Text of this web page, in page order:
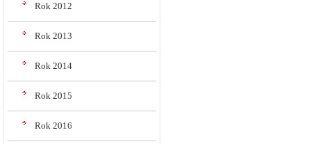
Rok 2012
Rok 2013
Rok 2014
Rok 2015
Rok 2016